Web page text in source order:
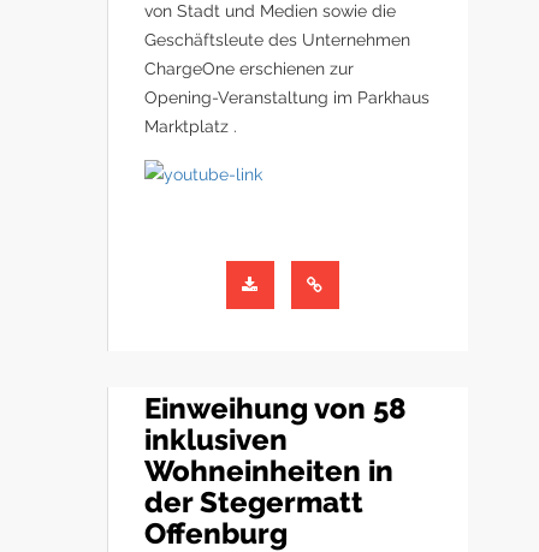
von Stadt und Medien sowie die
Geschäftsleute des Unternehmen
ChargeOne erschienen zur
Opening-Veranstaltung im Parkhaus
Marktplatz .
Einweihung von 58
inklusiven
Wohneinheiten in
der Stegermatt
Offenburg